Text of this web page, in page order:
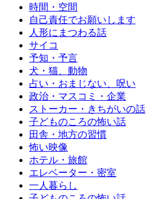
時間・空間
自己責任でお願いします
人形にまつわる話
サイコ
予知・予言
犬・猫、動物
占い・おまじない、呪い
政治・マスコミ・企業
ストーカー・きちがいの話
子どものころの怖い話
田舎・地方の習慣
怖い映像
ホテル・旅館
エレベーター・密室
一人暮らし